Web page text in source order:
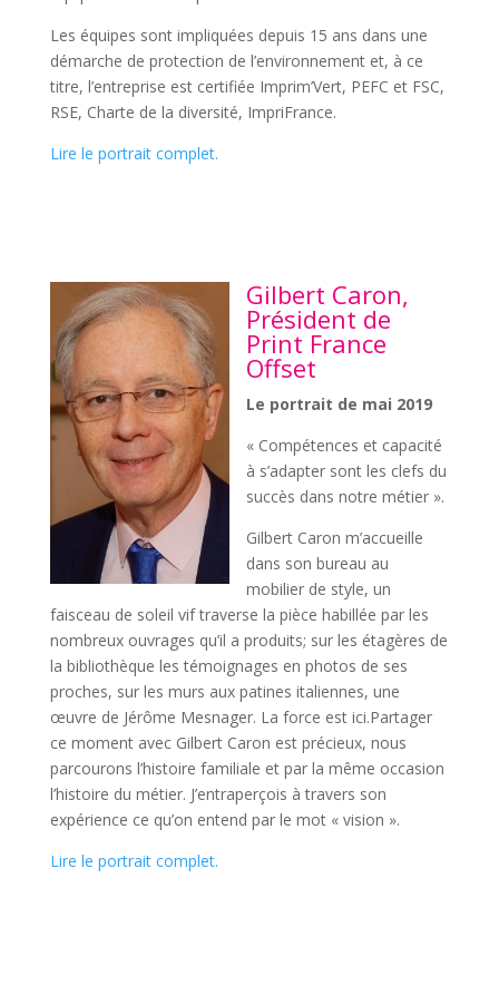
Les équipes sont impliquées depuis 15 ans dans une
démarche de protection de l’environnement et, à ce
titre, l’entreprise est certifiée Imprim’Vert, PEFC et FSC,
RSE, Charte de la diversité, ImpriFrance.
Lire le portrait complet.
Gilbert Caron,
Président de
Print France
Offset
Le portrait de mai 2019
« Compétences et capacité
à s’adapter sont les clefs du
succès dans notre métier ».
Gilbert Caron m’accueille
dans son bureau au
mobilier de style, un
faisceau de soleil vif traverse la pièce habillée par les
nombreux ouvrages qu’il a produits; sur les étagères de
la bibliothèque les témoignages en photos de ses
proches, sur les murs aux patines italiennes, une
œuvre de Jérôme Mesnager. La force est ici.Partager
ce moment avec Gilbert Caron est précieux, nous
parcourons l’histoire familiale et par la même occasion
l’histoire du métier. J’entraperçois à travers son
expérience ce qu’on entend par le mot « vision ».
Lire le portrait complet.